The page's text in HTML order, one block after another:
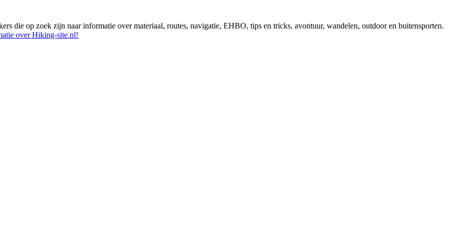
die op zoek zijn naar informatie over materiaal, routes, navigatie, EHBO, tips en tricks, avontuur, wandelen, outdoor en buitensporten.
over Hiking-site.nl!